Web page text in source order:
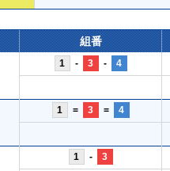
組番
1 - 3 - 4
1 = 3 = 4
1 - 3